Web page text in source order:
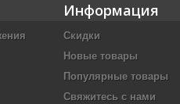
Информация
Скидки
Новые товары
Популярные товары
Свяжитесь с нами